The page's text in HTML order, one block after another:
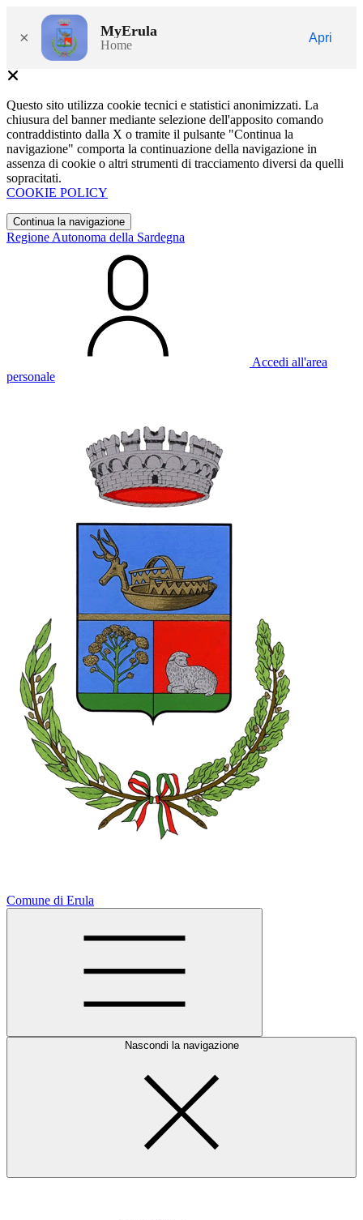
× MyErula
Home
Apri
Questo sito utilizza cookie tecnici e statistici anonimizzati. La
chiusura del banner mediante selezione dell'apposito comando
contraddistinto dalla X o tramite il pulsante "Continua la
navigazione" comporta la continuazione della navigazione in
assenza di cookie o altri strumenti di tracciamento diversi da quelli
sopracitati.
COOKIE POLICY
Continua la navigazione
Regione Autonoma della Sardegna
Accedi all'area
personale
Comune di Erula
Nascondi la navigazione